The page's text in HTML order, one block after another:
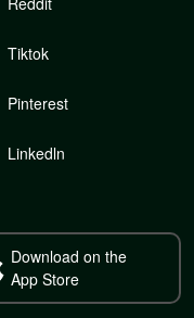
Tiktok
Pinterest
Linkedln
Download on the
App Store